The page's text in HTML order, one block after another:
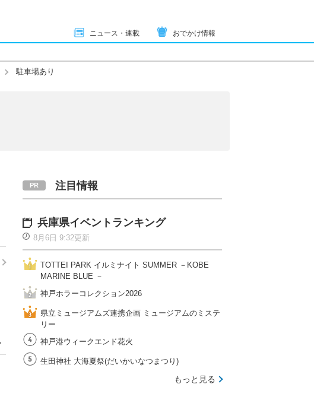
ニュース・連載 おでかけ情報
駐車場あり
注目情報
兵庫県イベントランキング
8月6日 9:32更新
TOTTEI PARK イルミナイト SUMMER －KOBE
MARINE BLUE －
神戸ホラーコレクション2026
県立ミュージアムズ連携企画 ミュージアムのミステ
リー
神戸港ウィークエンド花火
生田神社 大海夏祭(だいかいなつまつり)
もっと見る